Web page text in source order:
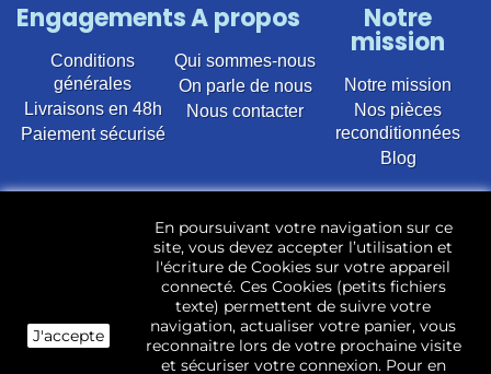
Engagements
Conditions
générales
Livraisons en 48h
Paiement sécurisé
A propos
Qui sommes-nous
On parle de nous
Nous contacter
Notre
mission
Notre mission
Nos pièces
reconditionnées
Blog
d’occasion pour toutes marques et modèles. Plus de
22 400 références (Lave-linge, Sèche-linge, Lave-
vaisselle, Micro-ondes, Fours, Cuisinières, Plaques de
cuisson, Réfrigérateurs, Congélateurs, aspirateurs,
Télévisions, LCD, Plasma, Téléviseur.)
Les pièces d’occasion sont révisées, testées pas nos
J'accepte
En poursuivant votre navigation sur ce
site, vous devez accepter l’utilisation et
l'écriture de Cookies sur votre appareil
connecté. Ces Cookies (petits fichiers
texte) permettent de suivre votre
navigation, actualiser votre panier, vous
reconnaitre lors de votre prochaine visite
et sécuriser votre connexion. Pour en